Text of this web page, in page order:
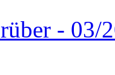
- 03/